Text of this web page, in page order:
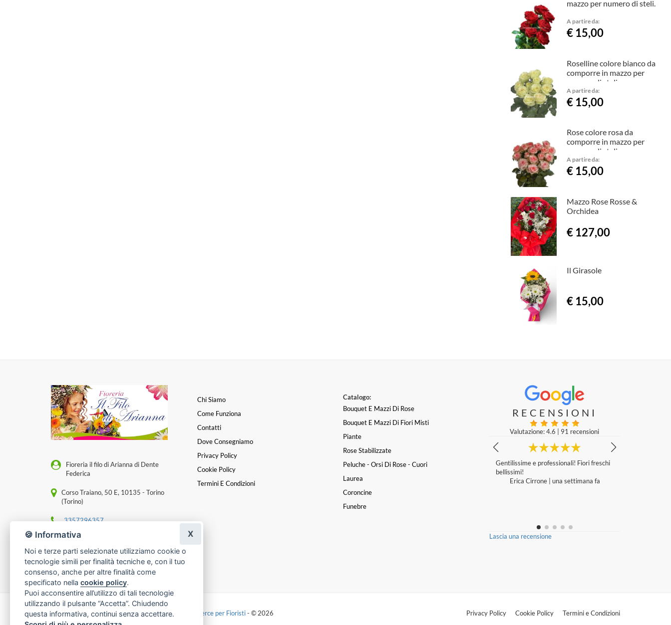
mazzo per numero di steli.
A partire da:
€ 15,00
Roselline colore bianco da
comporre in mazzo per
numero di steli.
A partire da:
€ 15,00
Rose colore rosa da
comporre in mazzo per
numero di steli.
A partire da:
€ 15,00
Mazzo Rose Rosse &
Orchidea
€ 127,00
Il Girasole
€ 15,00
Fioreria il filo di Arianna di Dente
Federica
Corso Traiano, 50 E, 10135 - Torino
(Torino)
3357296357
[email protected]
P. IVA 13421340012
Chi Siamo
Come Funziona
Contatti
Dove Consegniamo
Privacy Policy
Cookie Policy
Termini E Condizioni
Catalogo:
Bouquet E Mazzi Di Rose
Bouquet E Mazzi Di Fiori Misti
Piante
Rose Stabilizzate
Peluche - Orsi Di Rose - Cuori
Laurea
Coroncine
Funebre
RECENSIONI
Valutazione: 4.6 91 recensioni
Pessima esperienza. In data 8/3 é stato c
po era già tutto sfiorito. Indice di fiore vec
foto del 9/3.
Gentilissime e professionali! Fiori freschi
bellissimi!
Erica Cirrone| una settimana fa
Lascia una recensione
Made with byInfoser.it-Realizzazione Siti ecommerce per Fioristi- © 2026 Privacy Policy Cookie Policy Termini e Condizioni
🍪 Informativa
Noi e terze parti selezionate utilizziamo cookie o
tecnologie simili per finalità tecniche e, con il tuo
consenso, anche per altre finalità come
specificato nella cookie policy.
Puoi acconsentire all’utilizzo di tali tecnologie
utilizzando il pulsante “Accetta”. Chiudendo
questa informativa, continui senza accettare.
X